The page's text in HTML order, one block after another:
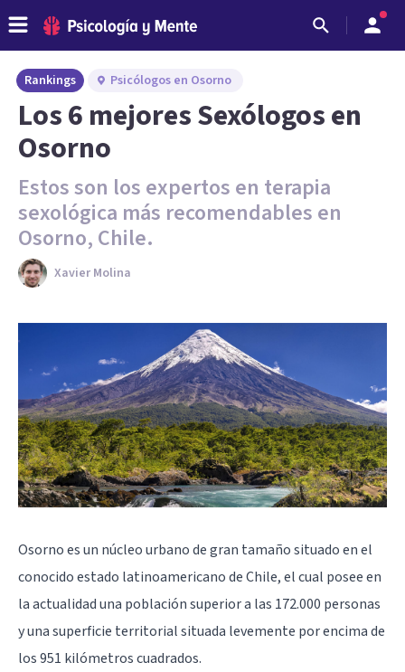
Rankings Psicólogos en Osorno
Los 6 mejores Sexólogos en
Osorno
Estos son los expertos en terapia
sexológica más recomendables en
Osorno, Chile.
Xavier Molina
Osorno es un núcleo urbano de gran tamaño situado en el
conocido estado latinoamericano de Chile, el cual posee en
la actualidad una población superior a las 172.000 personas
y una superficie territorial situada levemente por encima de
los 951 kilómetros cuadrados.